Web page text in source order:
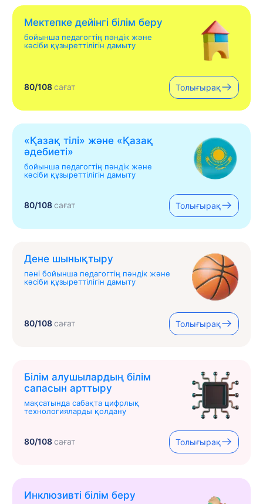
Мектепке дейінгі білім беру
бойынша педагогтің пәндік және
кәсіби құзыреттілігін дамыту
80/108сағат Толығырақ
«Қазақ тілі» жəне «Қазақ
əдебиеті»
бойынша педагогтің пәндік және
кәсіби құзыреттілігін дамыту
80/108сағат Толығырақ
Дене шынықтыру
пәні бойынша педагогтің пәндік және
кәсіби құзыреттілігін дамыту
80/108сағат Толығырақ
Білім алушылардың білім
сапасын арттыру
мақсатында сабақта цифрлық
технологияларды қолдану
80/108сағат Толығырақ
Инклюзивті білім беру